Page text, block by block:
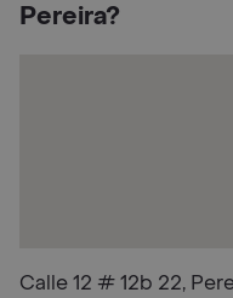
Pereira?
Calle 12 # 12b 22,